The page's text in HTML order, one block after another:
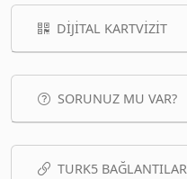
DIJITAL KARTVIZIT
SORUNUZ MU VAR?
TURK5 BAĞLANTILAR